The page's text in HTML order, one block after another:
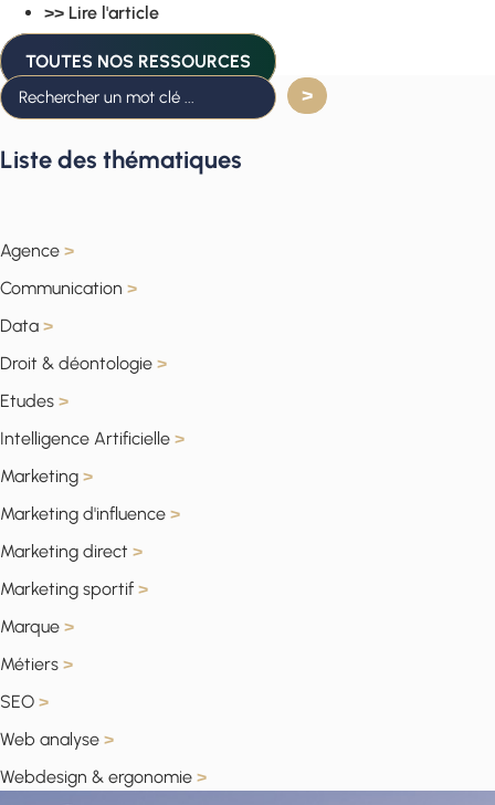
>> Lire l'article
TOUTES NOS RESSOURCES
Liste des thématiques
Agence >
Communication >
Data >
Droit & déontologie >
Etudes >
Intelligence Artificielle >
Marketing >
Marketing d'influence >
Marketing direct >
Marketing sportif >
Marque >
Métiers >
SEO >
Web analyse >
Webdesign & ergonomie >